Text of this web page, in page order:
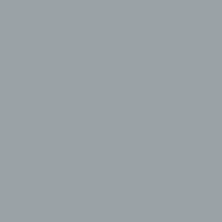
persönliche Aspekte, die sich auf eine natürliche Person
zu bewerten, insbesondere, um Aspekte bezüglich